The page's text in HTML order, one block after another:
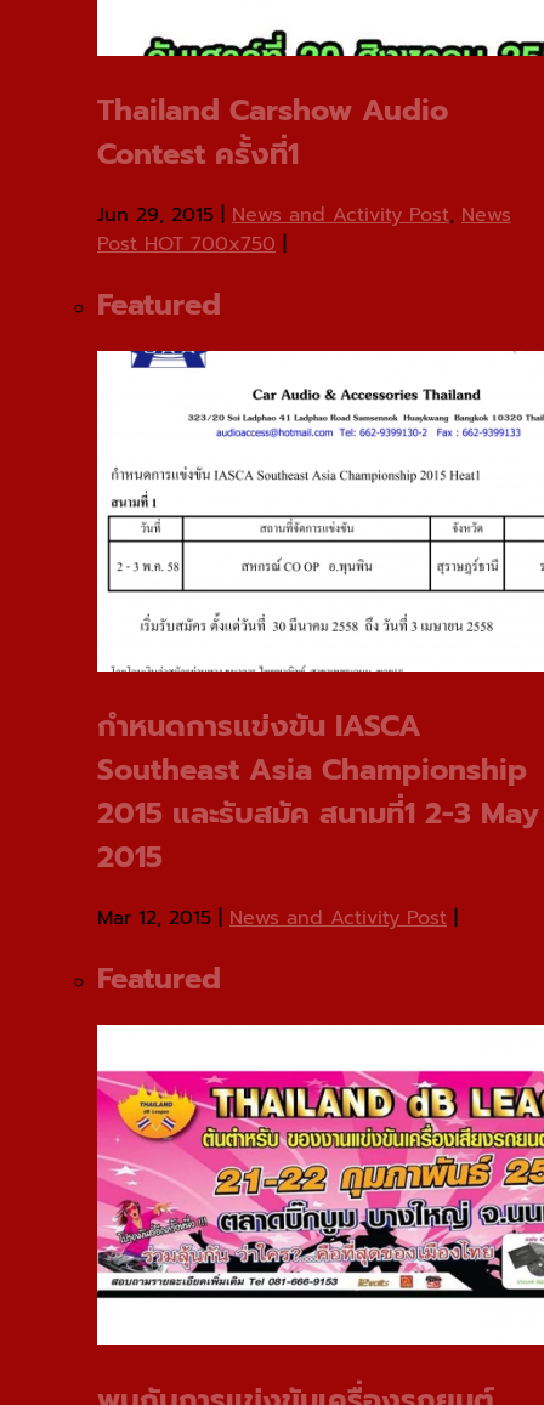
Thailand Carshow Audio
Contest ครั้งที่1
Jun 29, 2015 | News and Activity Post, News
Post HOT 700x750 |
Featured
กําหนดการแข่งขัน IASCA
Southeast Asia Championship
2015 และรับสมัค สนามที่1 2-3 May
2015
Mar 12, 2015 | News and Activity Post |
Featured